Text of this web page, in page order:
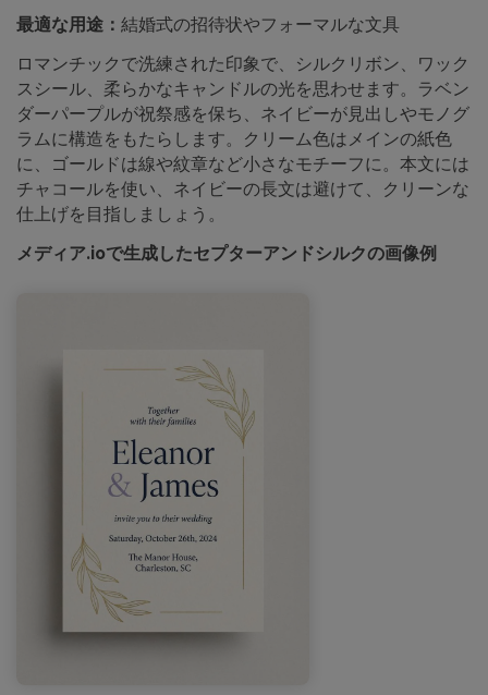
最適な用途： 結婚式の招待状やフォーマルな文具
ロマンチックで洗練された印象で、シルクリボン、ワック
スシール、柔らかなキャンドルの光を思わせます。ラベン
ダーパープルが祝祭感を保ち、ネイビーが見出しやモノグ
ラムに構造をもたらします。クリーム色はメインの紙色
に、ゴールドは線や紋章など小さなモチーフに。本文には
チャコールを使い、ネイビーの長文は避けて、クリーンな
仕上げを目指しましょう。
メディア.ioで生成したセプターアンドシルクの画像例